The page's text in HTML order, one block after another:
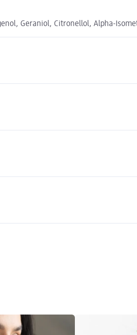
Geraniol, Citronellol, Alpha-